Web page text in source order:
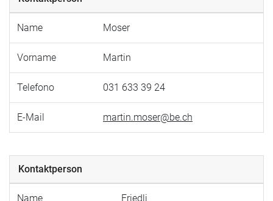
Name Moser
Vorname Martin
Telefono 031 633 39 24
E-Mail martin.moser@be.ch
Kontaktperson
Name Friedli